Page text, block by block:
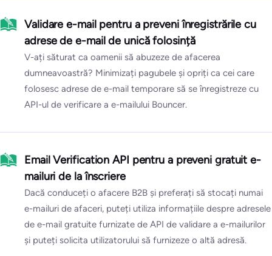
Validare e-mail pentru a preveni înregistrările cu
adrese de e-mail de unică folosință
V-ați săturat ca oamenii să abuzeze de afacerea
dumneavoastră? Minimizați pagubele și opriți ca cei care
folosesc adrese de e-mail temporare să se înregistreze cu
API-ul de verificare a e-mailului Bouncer.
Email Verification API pentru a preveni gratuit e-
mailuri de la înscriere
Dacă conduceți o afacere B2B și preferați să stocați numai
e-mailuri de afaceri, puteți utiliza informațiile despre adresele
de e-mail gratuite furnizate de API de validare a e-mailurilor
și puteți solicita utilizatorului să furnizeze o altă adresă.